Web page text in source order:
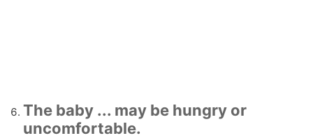
The baby ... may be hungry or
uncomfortable.